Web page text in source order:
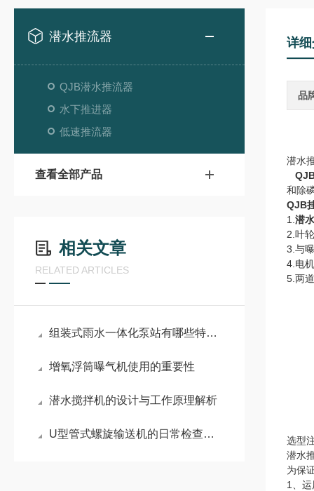
潜水推流器
QJB潜水推流器
水下推进器
低速推流器
查看全部产品
相关文章
RELATED ARTICLES
组装式雨水一体化泵站有哪些特点呢？来看看吧
增氧浮筒曝气机使用的重要性
潜水搅拌机的设计与工作原理解析
U型管式螺旋输送机的日常检查要做到这些
详
品
潜水
和除
QJB
1. 潜
2.叶
3.与
4.电
5.两
选型
潜水
为保
1、